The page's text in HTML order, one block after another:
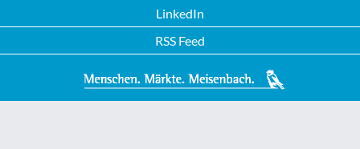
LinkedIn
RSS Feed